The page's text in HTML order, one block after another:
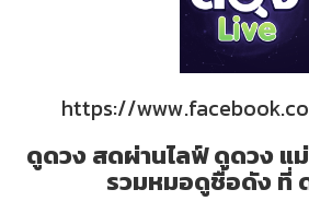
https://
ดูดวง สดผ่านไลฟ์ ดูดวง แ
รวมหมอดูชื่อดัง ที่